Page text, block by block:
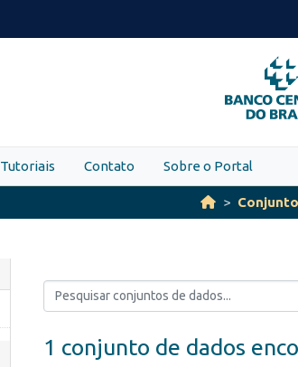
O
Tutoriais Contato Sobre o Portal
1 conjunto de dados